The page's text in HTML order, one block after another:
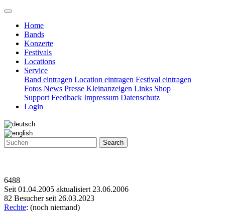
Home
Bands
Konzerte
Festivals
Locations
Service
Band eintragen Location eintragen Festival eintragen
Fotos News Presse Kleinanzeigen Links Shop
Support Feedback Impressum Datenschutz
Login
Search
6488
Seit 01.04.2005 aktualisiert 23.06.2006
82 Besucher seit 26.03.2023
Rechte: (noch niemand)